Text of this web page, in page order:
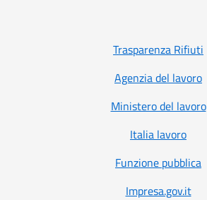
Trasparenza Rifiuti
Agenzia del lavoro
Ministero del lavoro
Italia lavoro
Funzione pubblica
Impresa.gov.it